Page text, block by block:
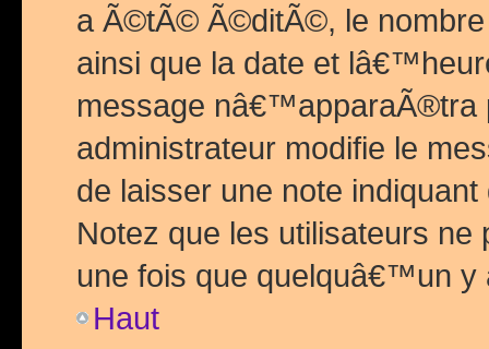
a Ã©tÃ© Ã©ditÃ©, le
ainsi que la date et
message nâ€™apparaÃ®tra
administrateur modifie le
de laisser une note
Notez que les utilisateurs
une fois que quelquâ€™un y
Haut